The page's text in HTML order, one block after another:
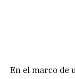
En el marco de